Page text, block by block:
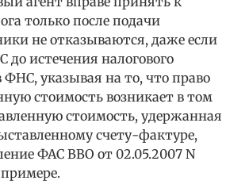
только после подачи
не отказываются, даже если
истечения налогового
указывая на то, что право
стоимость возникает в том
стоимость, удержанная
счету-фактуре,
ФАС ВВО от 02.05.2007 N